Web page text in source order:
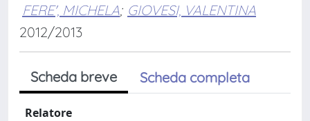
FERE', MICHELA; GIOVESI, VALENTINA
2012/2013
Scheda breve Scheda completa
Relatore